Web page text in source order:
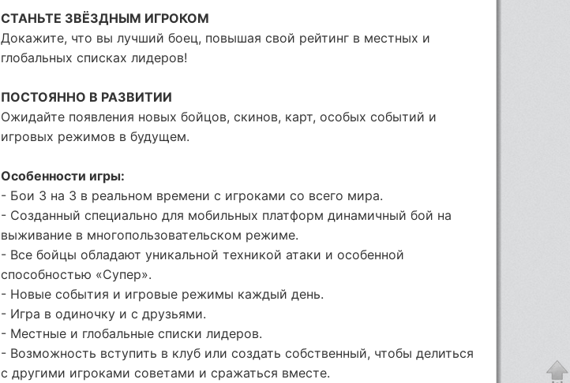
СТАНЬТЕ ЗВЁЗДНЫМ ИГРОКОМ
Докажите, что вы лучший боец, повышая свой рейтинг в местных и
глобальных списках лидеров!
ПОСТОЯННО В РАЗВИТИИ
Ожидайте появления новых бойцов, скинов, карт, особых событий и
игровых режимов в будущем.
Особенности игры:
- Бои 3 на 3 в реальном времени с игроками со всего мира.
- Созданный специально для мобильных платформ динамичный бой на
выживание в многопользовательском режиме.
- Все бойцы обладают уникальной техникой атаки и особенной
способностью «Супер».
- Новые события и игровые режимы каждый день.
- Игра в одиночку и с друзьями.
- Местные и глобальные списки лидеров.
- Возможность вступить в клуб или создать собственный, чтобы делиться
с другими игроками советами и сражаться вместе.